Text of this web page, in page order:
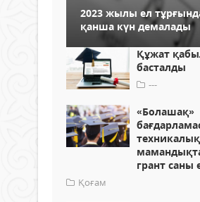
2023 жылы ел
қанша күн демалады
Құжат
басталды
---
«Болашақ»
техникалық
грант саны
Қоғам